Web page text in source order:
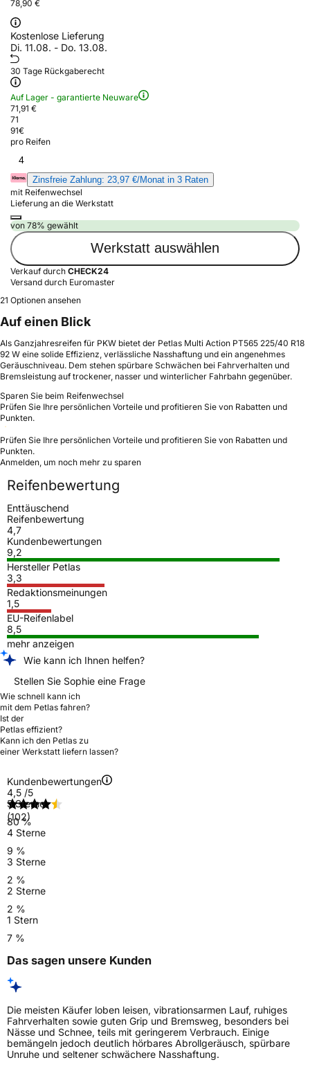
78,90 €
Kostenlose Lieferung
Di. 11.08. - Do. 13.08.
30 Tage Rückgaberecht
Auf Lager - garantierte Neuware
71,91 €
71
91€
pro Reifen
4
Zinsfreie Zahlung: 23,97 €/Monat in 3 Raten
mit Reifenwechsel
Lieferung an die Werkstatt
von 78% gewählt
Werkstatt auswählen
Verkauf durch CHECK24
Versand durch Euromaster
21 Optionen ansehen
Auf einen Blick
Als Ganzjahresreifen für PKW bietet der Petlas Multi Action PT565 225/40 R18
92 W eine solide Effizienz, verlässliche Nasshaftung und ein angenehmes
Geräuschniveau. Dem stehen spürbare Schwächen bei Fahrverhalten und
Bremsleistung auf trockener, nasser und winterlicher Fahrbahn gegenüber.
Sparen Sie beim Reifenwechsel
Prüfen Sie Ihre persönlichen Vorteile und profitieren Sie von Rabatten und
Punkten.
Prüfen Sie Ihre persönlichen Vorteile und profitieren Sie von Rabatten und
Punkten.
Anmelden, um noch mehr zu sparen
Reifenbewertung
Enttäuschend
Reifenbewertung
4,7
Kundenbewertungen
9,2
Hersteller Petlas
3,3
Redaktionsmeinungen
1,5
EU-Reifenlabel
8,5
mehr anzeigen
Wie kann ich Ihnen helfen?
Stellen Sie Sophie eine Frage
Wie schnell kann ich
mit dem Petlas fahren?
Ist der
Petlas effizient?
Kann ich den Petlas zu
einer Werkstatt liefern lassen?
Kundenbewertungen
4,5 /5
(102)
5 Sterne
80 %
4 Sterne
9 %
3 Sterne
2 %
2 Sterne
2 %
1 Stern
7 %
Das sagen unsere Kunden
Die meisten Käufer loben leisen, vibrationsarmen Lauf, ruhiges
Fahrverhalten sowie guten Grip und Bremsweg, besonders bei
Nässe und Schnee, teils mit geringerem Verbrauch. Einige
bemängeln jedoch deutlich hörbares Abrollgeräusch, spürbare
Unruhe und seltener schwächere Nasshaftung.